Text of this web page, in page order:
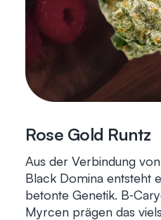
Rose Gold Runtz
Aus der Verbindung
Black Domina entsteht
betonte Genetik.
Myrcen prägen das